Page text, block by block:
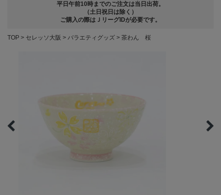
平日午前10時までのご注文は当日出荷。
（土日祝日は除く）
ご購入の際はＪリーグIDが必要です。
TOP セレッソ大阪 バラエティグッズ 茶わん 桜